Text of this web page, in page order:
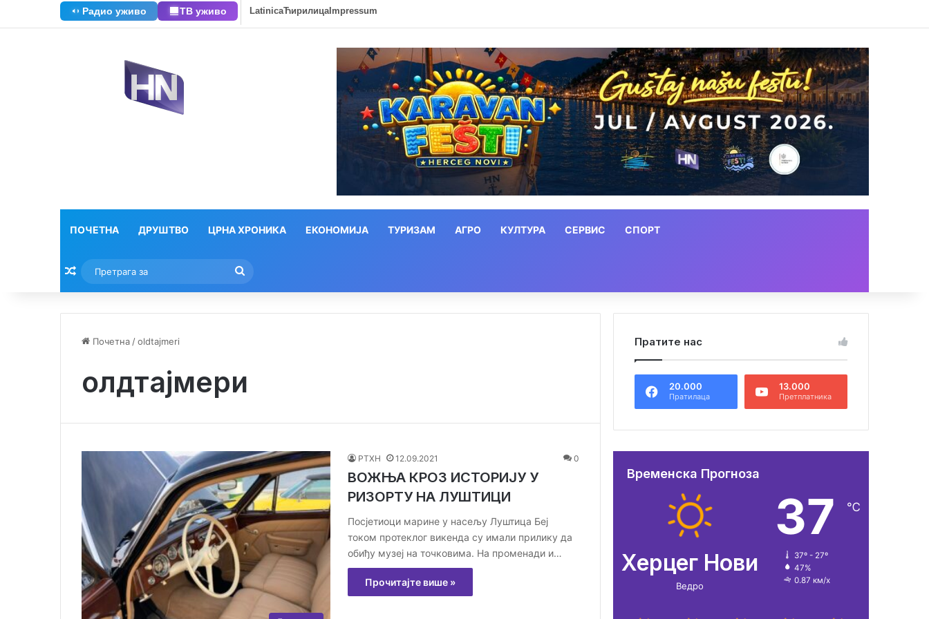
Радио уживо ТВ уживо LatinicaЋирилицаImpressum
ПОЧЕТНА ДРУШТВО ЦРНА ХРОНИКА ЕКОНОМИЈА ТУРИЗАМ АГРО КУЛТУРА СЕРВИС СПОРТ
Насумични текстови
за
Почетна /oldtajmeri
олдтајмери
РТХН 12.09.2021 0
ВОЖЊА КРОЗ ИСТОРИЈУ У
РИЗОРТУ НА ЛУШТИЦИ
Посјетиоци марине у насељу Луштица Беј
током протеклог викенда су имали прилику да
обиђу музеј на точковима. На променади и…
Прочитајте више »
Пратите нас
20.000
Пратилаца
13.000
Претплатника
Временска Прогноза
Херцег Нови
Ведро
37 ℃
37º - 27º
47%
0.87 км/х